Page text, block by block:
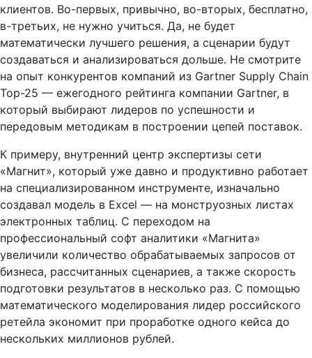
клиентов. Во-первых, привычно, во-вторых, бесплатно,
в-третьих, не нужно учиться. Да, не будет
математически лучшего решения, а сценарии будут
создаваться и анализироваться дольше. Не смотрите
на опыт конкурентов компаний из Gartner Supply Chain
Top-25 — ежегодного рейтинга компании Gartner, в
который выбирают лидеров по успешности и
передовым методикам в построении цепей поставок.
К примеру, внутренний центр экспертизы сети
«Магнит», который уже давно и продуктивно работает
на специализированном инструменте, изначально
создавал модель в Excel — на монструозных листах
электронных таблиц. С переходом на
профессиональный софт аналитики «Магнита»
увеличили количество обрабатываемых запросов от
бизнеса, рассчитанных сценариев, а также скорость
подготовки результатов в несколько раз. С помощью
математического моделирования лидер российского
ретейла экономит при проработке одного кейса до
нескольких миллионов рублей.